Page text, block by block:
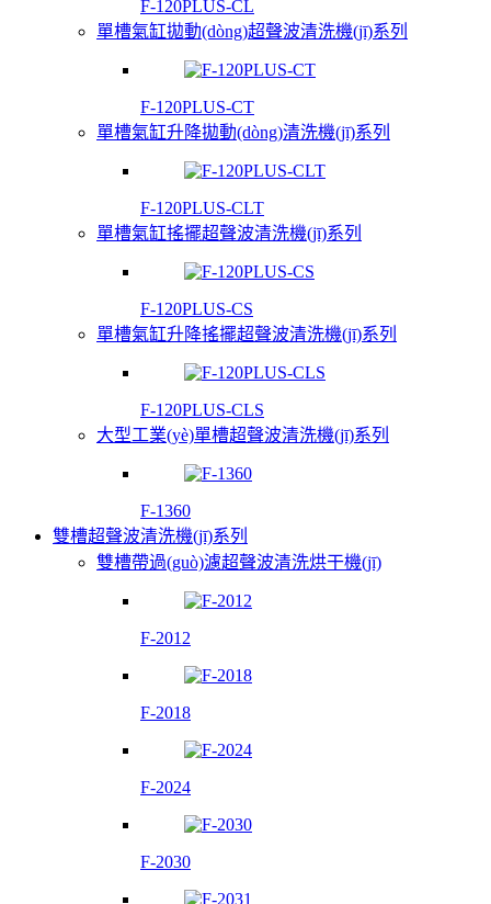
F-120PLUS-CL
單槽氣缸拋動(dòng)超聲波清洗機(jī)系列
F-120PLUS-CT
單槽氣缸升降拋動(dòng)清洗機(jī)系列
F-120PLUS-CLT
單槽氣缸搖擺超聲波清洗機(jī)系列
F-120PLUS-CS
單槽氣缸升降搖擺超聲波清洗機(jī)系列
F-120PLUS-CLS
大型工業(yè)單槽超聲波清洗機(jī)系列
F-1360
雙槽超聲波清洗機(jī)系列
雙槽帶過(guò)濾超聲波清洗烘干機(jī)
F-2012
F-2018
F-2024
F-2030